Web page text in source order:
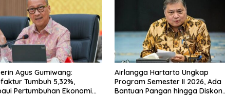
Agus Gumiwang:
Tumbuh 5,32%,
Pertumbuhan Ekonomi
Airlangga Hartarto Ungkap
Program Semester II 2026, Ada
Bantuan Pangan hingga Diskon